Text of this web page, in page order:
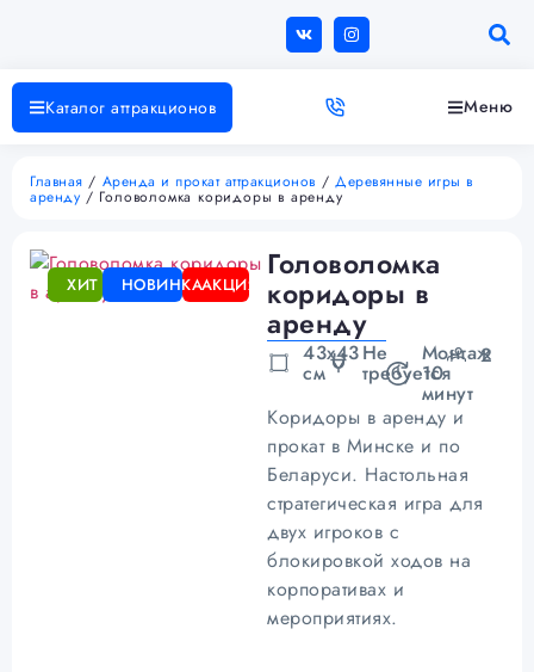
Каталог аттракционов Меню
Главная / Аренда и прокат аттракционов /Деревянные игры в
аренду / Головоломка коридоры в аренду
АКЦИЯ
НОВИНКА
ХИТ
Головоломка
коридоры в
аренду
43х43
см
Не
требуется
Монтаж
10
минут
2
Коридоры в аренду и
прокат в Минске и по
Беларуси. Настольная
стратегическая игра для
двух игроков с
блокировкой ходов на
корпоративах и
мероприятиях.